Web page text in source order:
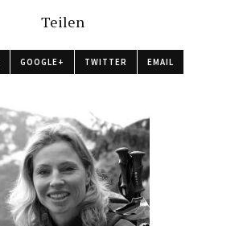
Teilen
GOOGLE+ TWITTER EMAIL